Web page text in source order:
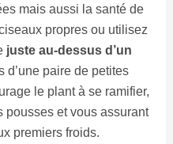
mais aussi la santé de
propres ou utilisez
juste au-dessus d’un
d’une paire de petites
le plant à se ramifier,
pousses et vous assurant
premiers froids.